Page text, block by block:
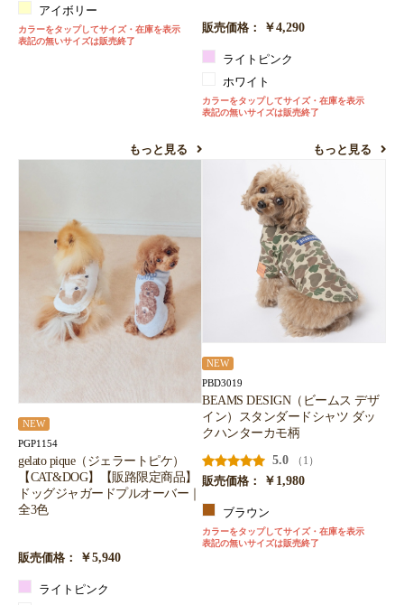
アイボリー
カラーをタップしてサイズ・在庫を表示
表記の無いサイズは販売終了
もっと見る
販売価格： ￥4,290
ライトピンク
ホワイト
カラーをタップしてサイズ・在庫を表示
表記の無いサイズは販売終了
もっと見る
NEW
PGP1154
gelato pique（ジェラートピケ）
【CAT&DOG】【販路限定商品】
ドッグジャガードプルオーバー｜
全3色
販売価格： ￥5,940
ライトピンク
NEW
PBD3019
BEAMS DESIGN（ビームス デザ
イン）スタンダードシャツ ダッ
クハンターカモ柄
5.0
（1）
販売価格：
￥1,980
ブラウン
カラーをタップしてサイズ・在庫を表示
表記の無いサイズは販売終了